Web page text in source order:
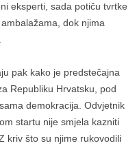
eksperti, sada potiču tvrtke
dok njima
pak kako je predstečajna
Republiku Hrvatsku, pod
demokracija. Odvjetnik
startu nije smjela kazniti
kriv što su njime rukovodili